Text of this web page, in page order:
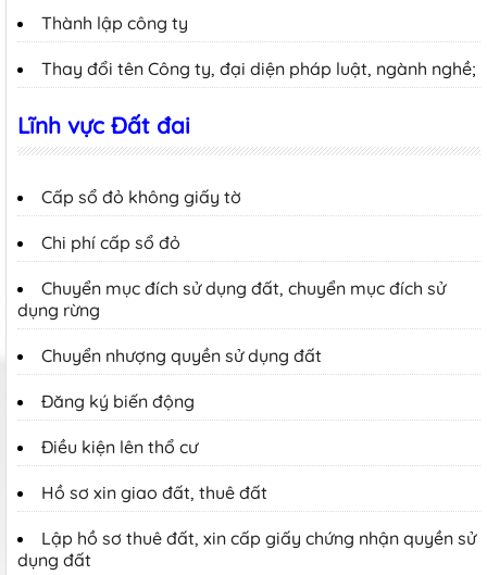
Thành lập công ty
Thay đổi tên Công ty, đại diện pháp luật, ngành nghề;
Lĩnh vực Đất đai
Cấp sổ đỏ không giấy tờ
Chi phí cấp sổ đỏ
Chuyển mục đích sử dụng đất, chuyển mục đích sử
dụng rừng
Chuyển nhượng quyền sử dụng đất
Đăng ký biến động
Điều kiện lên thổ cư
Hồ sơ xin giao đất, thuê đất
Lập hồ sơ thuê đất, xin cấp giấy chứng nhận quyền sử
dụng đất